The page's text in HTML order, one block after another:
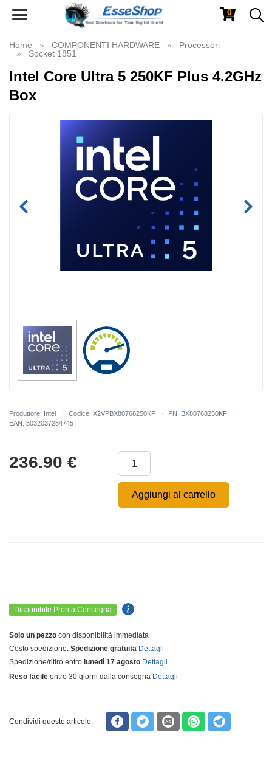
Toggle
0
Home COMPONENTI HARDWARE
Processori
Socket 1851
Intel Core Ultra 5 250KF Plus 4.2GHz
Box
Produttore: Intel Codice: X2VPBX80768250KF
PN: BX80768250KF
EAN: 5032037284745
236.90 €
Aggiungi al carrello
Disponibile Pronta Consegna
Solo un pezzo con disponibilità immediata
Costo spedizione: Spedizione gratuita Dettagli
Spedizione/ritiro entro lunedì 17 agosto Dettagli
Reso facile entro 30 giorni dalla consegna Dettagli
Condividi questo articolo: